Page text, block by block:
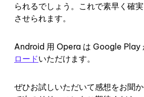
られるでしょう。これで素早く確
させられます。
Android 用 Opera は Google Play
ロードいただけます。
ぜひお試しいただいて感想をお聞